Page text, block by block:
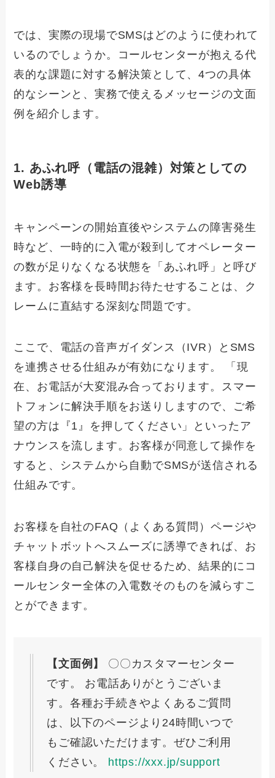
では、実際の現場でSMSはどのように使われて
いるのでしょうか。コールセンターが抱える代
表的な課題に対する解決策として、4つの具体
的なシーンと、実務で使えるメッセージの文面
例を紹介します。
1. あふれ呼（電話の混雑）対策としての
Web誘導
キャンペーンの開始直後やシステムの障害発生
時など、一時的に入電が殺到してオペレーター
の数が足りなくなる状態を「あふれ呼」と呼び
ます。お客様を長時間お待たせすることは、ク
レームに直結する深刻な問題です。
ここで、電話の音声ガイダンス（IVR）とSMS
を連携させる仕組みが有効になります。 「現
在、お電話が大変混み合っております。スマー
トフォンに解決手順をお送りしますので、ご希
望の方は『1』を押してください」といったア
ナウンスを流します。お客様が同意して操作を
すると、システムから自動でSMSが送信される
仕組みです。
お客様を自社のFAQ（よくある質問）ページや
チャットボットへスムーズに誘導できれば、お
客様自身の自己解決を促せるため、結果的にコ
ールセンター全体の入電数そのものを減らすこ
とができます。
【文面例】
〇〇カスタマーセンター
です。 お電話ありがとうございま
す。各種お手続きやよくあるご質問
は、以下のページより24時間いつで
もご確認いただけます。ぜひご利用
ください。 https://xxx.jp/support